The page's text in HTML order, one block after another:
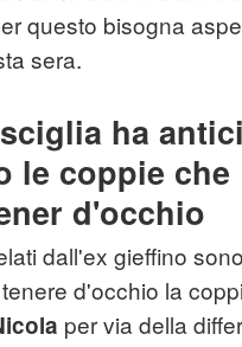
questo bisogna
sera.
ha
le coppie che
d'occhio
dall'ex gieffino
d'occhio la
per via della